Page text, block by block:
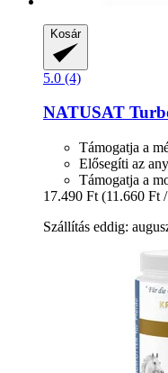
Kosár
5.0 (4)
NATUSAT
Támogatja a
Elősegíti az
Támogatja a
17.490 Ft (11.660 Ft
Szállítás eddig: